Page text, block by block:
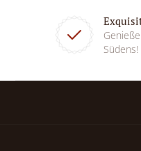
Südens!